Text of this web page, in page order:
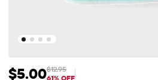
$5.00$12.95
61% OFF